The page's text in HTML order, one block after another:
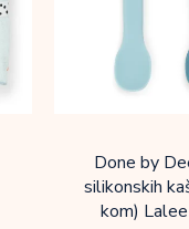
Done by
silikonskih
kom)